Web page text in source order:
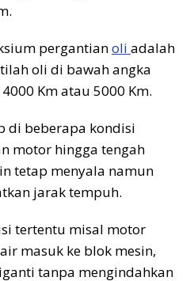
pergantianoli adalah
oli di bawah angka
Km atau 5000 Km.
di beberapa kondisi
motor hingga tengah
tetap menyala namun
jarak tempuh.
tertentu misal motor
masuk ke blok mesin,
tanpa mengindahkan